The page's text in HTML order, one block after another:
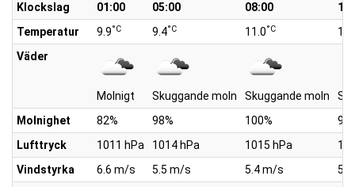
Klockslag 01:00 05:00 08:00
Temperatur
9.9°C 9.4°C 11.0°C
Väder
Molnigt Skuggande moln Skuggande moln
Molnighet
82% 98% 100%
Lufttryck
1011 hPa 1014 hPa 1015 hPa
Vindstyrka
6.6 m/s 5.5 m/s 5.4 m/s